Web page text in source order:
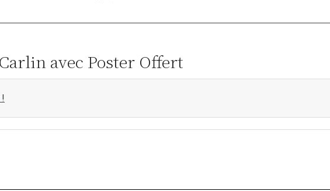
avec Poster Offert